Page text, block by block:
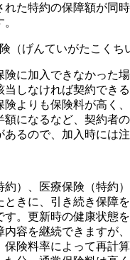
れた特約の保障額が同
（げんていがたこくち
険に加入できなかった
当しなければ契約できる
険よりも保険料が高く
額になるなど、契約者
あるので、加入時には注
約）、医療保険（特約
ときに、引き続き保障
す。更新時の健康状態
内容を継続できますが
保険料率によって再計